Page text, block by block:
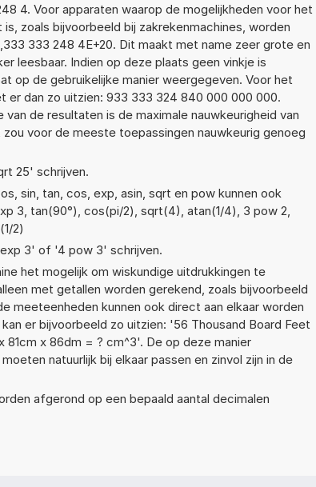
4. Voor apparaten waarop de mogelijkheden voor het
zoals bijvoorbeeld bij zakrekenmachines, worden
333 248 4E+20. Dit maakt met name zeer grote en
leesbaar. Indien op deze plaats geen vinkje is
op de gebruikelijke manier weergegeven. Voor het
er dan zo uitzien: 933 333 324 840 000 000 000.
de resultaten is de maximale nauwkeurigheid van
voor de meeste toepassingen nauwkeurig genoeg
25' schrijven.
sin, tan, cos, exp, asin, sqrt en pow kunnen ook
3, tan(90°), cos(pi/2), sqrt(4), atan(1/4), 3 pow 2,
2)
3' of '4 pow 3' schrijven.
het mogelijk om wiskundige uitdrukkingen te
met getallen worden gerekend, zoals bijvoorbeeld
meeteenheden kunnen ook direct aan elkaar worden
er bijvoorbeeld zo uitzien: '56 Thousand Board Feet
81cm x 86dm = ? cm^3'. De op deze manier
natuurlijk bij elkaar passen en zinvol zijn in de
afgerond op een bepaald aantal decimalen